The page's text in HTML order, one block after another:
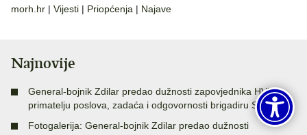
morh.hr | Vijesti | Priopćenja | Najave
Najnovije
General-bojnik Zdilar predao dužnosti zapovjednika HVU-a
primatelju poslova, zadaća i odgovornosti brigadiru Stručiću
Fotogalerija: General-bojnik Zdilar predao dužnosti